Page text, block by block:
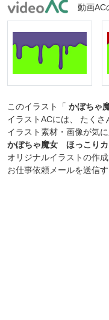
動画
このイラスト「 かぼちゃ
イラストACには、 たく
イラスト素材・画像が気に
かぼちゃ魔女 ほっこり
オリジナルイラストの作
お仕事依頼メールを送信